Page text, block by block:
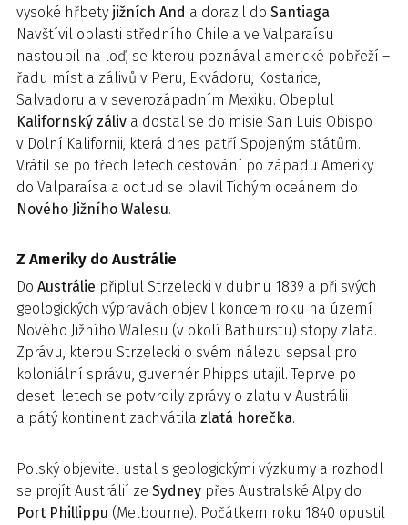
vysoké hřbety jižních And a dorazil do Santiaga.
Navštívil oblasti středního Chile a ve Valparaísu
nastoupil na loď, se kterou poznával americké pobřeží –
řadu míst a zálivů v Peru, Ekvádoru, Kostarice,
Salvadoru a v severozápadním Mexiku. Obeplul
Kalifornský záliv a dostal se do misie San Luis Obispo
v Dolní Kalifornii, která dnes patří Spojeným státům.
Vrátil se po třech letech cestování po západu Ameriky
do Valparaísa a odtud se plavil Tichým oceánem do
Nového Jižního Walesu.
Z Ameriky do Austrálie
Do Austrálie připlul Strzelecki v dubnu 1839 a při svých
geologických výpravách objevil koncem roku na území
Nového Jižního Walesu (v okolí Bathurstu) stopy zlata.
Zprávu, kterou Strzelecki o svém nálezu sepsal pro
koloniální správu, guvernér Phipps utajil. Teprve po
deseti letech se potvrdily zprávy o zlatu v Austrálii
a pátý kontinent zachvátila zlatá horečka.
Polský objevitel ustal s geologickými výzkumy a rozhodl
se projít Austrálií ze Sydney přes Australské Alpy do
Port Phillippu (Melbourne). Počátkem roku 1840 opustil